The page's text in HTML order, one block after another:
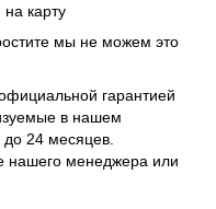
карту
мы не можем это
гарантией
в нашем
до 24 месяцев.
нашего менеджера или